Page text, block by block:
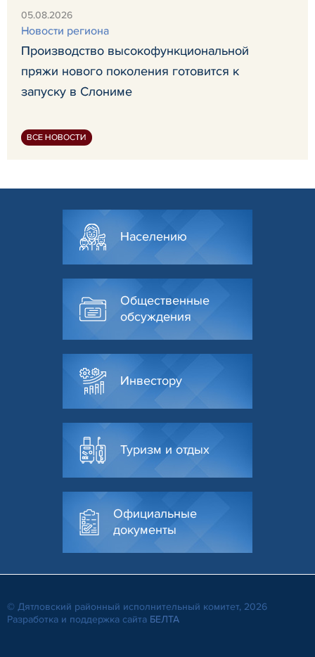
05.08.2026
Новости региона
Производство высокофункциональной
пряжи нового поколения готовится к
запуску в Слониме
ВСЕ НОВОСТИ
Населению
Общественные
обсуждения
Инвестору
Туризм и отдых
Официальные
документы
© Дятловский районный исполнительный комитет, 2026
Разработка и поддержка сайта БЕЛТА